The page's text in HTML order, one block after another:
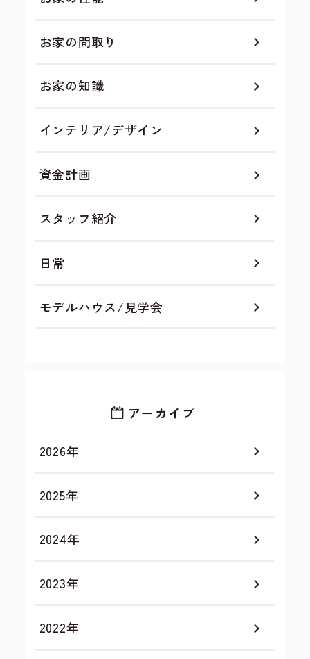
お家の間取り
お家の知識
インテリア/デザイン
資金計画
スタッフ紹介
日常
モデルハウス/見学会
アーカイブ
2026年
2025年
2024年
2023年
2022年